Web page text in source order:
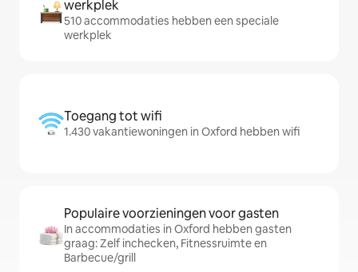
werkplek
510 accommodaties hebben een speciale
werkplek
Toegang tot wifi
1.430 vakantiewoningen in Oxford hebben wifi
Populaire voorzieningen voor gasten
In accommodaties in Oxford hebben gasten
graag: Zelf inchecken, Fitnessruimte en
Barbecue/grill